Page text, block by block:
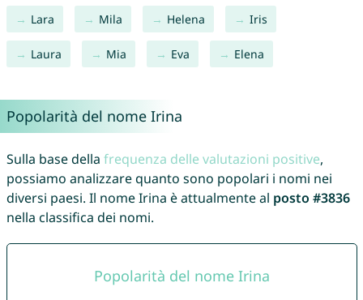
Lara Mila Helena Iris
Laura Mia Eva Elena
Popolarità del nome Irina
Sulla base della frequenza delle valutazioni positive,
possiamo analizzare quanto sono popolari i nomi nei
diversi paesi. Il nome Irina è attualmente al posto #3836
nella classifica dei nomi.